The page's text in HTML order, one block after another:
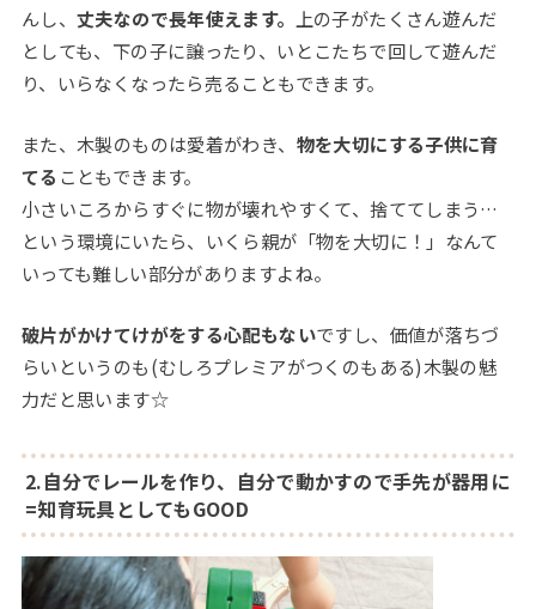
んし、丈夫なので長年使えます。
上の子がたくさん遊んだ
としても、下の子に譲ったり、いとこたちで回して遊んだ
り、いらなくなったら売ることもできます。
また、木製のものは愛着がわき、 物を大切にする子供に育
てる こともできます。
小さいころからすぐに物が壊れやすくて、捨ててしまう…
という環境にいたら、いくら親が「物を大切に！」なんて
いっても難しい部分がありますよね。
破片がかけてけがをする心配もないですし、価値が落ちづ
らいというのも(むしろプレミアがつくのもある)木製の魅
力だと思います☆
2.自分でレールを作り、自分で動かすので手先が器用に
=知育玩具としてもGOOD